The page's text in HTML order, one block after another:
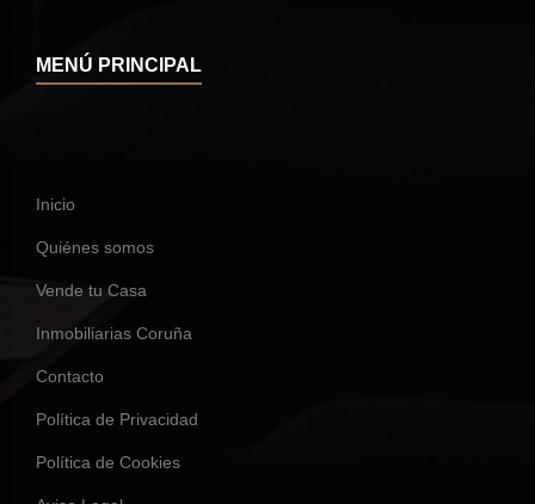
MENÚ PRINCIPAL
Inicio
Quiénes somos
Vende tu Casa
Inmobiliarias Coruña
Contacto
Política de Privacidad
Política de Cookies